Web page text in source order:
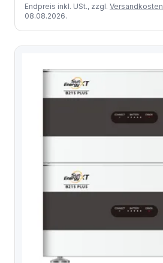
Endpreis inkl. USt., zzgl. Versandkosten
08.08.2026.